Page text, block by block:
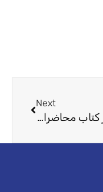
Next
مختصر كتاب محاضرات في مقاصد الشريعة للدكتور أحمد الريسوني (4)